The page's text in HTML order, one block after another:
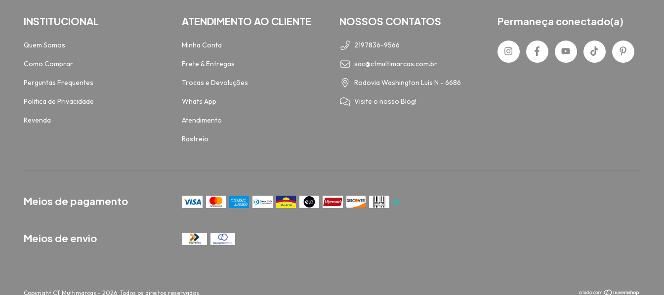
INSTITUCIONAL
Quem Somos
Como Comprar
Perguntas Frequentes
Politica de Privacidade
Revenda
ATENDIMENTO AO CLIENTE
Minha Conta
Frete & Entregas
Trocas e Devoluções
Whats App
Atendimento
Rastreio
NOSSOS CONTATOS
2197836-9566
sac@ctmultimarcas.com.br
Rodovia Washington Luis N - 6686
Visite o nosso Blog!
Permaneça conectado(a)
Meios de pagamento
Meios de envio
Copyright CT Multimarcas - 2026. Todos os direitos reservados.